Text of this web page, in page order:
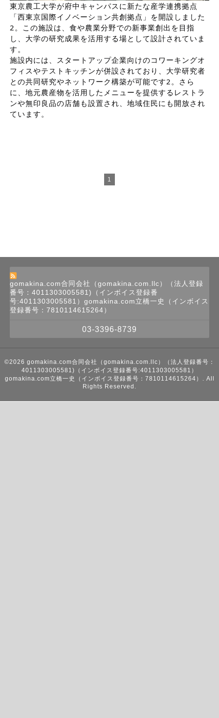
東京農工大学が府中キャンパスに新たな産学連携拠点
「西東京国際イノベーション共創拠点」を開設しました
2。この施設は、食や農業分野での新事業創出を目指
し、大学の研究成果を活用する場として設計されていま
す。
施設内には、スタートアップ企業向けのコワーキングオ
フィスやテストキッチンが併設されており、大学研究者
との共同研究やネットワーク構築が可能です2。さら
に、地元農産物を活用したメニューを提供するレストラ
ンや無印良品の店舗も設置され、地域住民にも開放され
ています。
1
gomakina.com合同会社（gomakina.com.llc）（法人登録
番号：4011303005581)（インボイス登録番
号:4011303005581）gomakina.com立橋一史（インボイス
登録番号：7810114615264）
03-3396-8739
©2026 gomakina.com合同会社（gomakina.com.llc）（法人登録番号：
4011303005581)（インボイス登録番号:4011303005581）
gomakina.com立橋一史（インボイス登録番号：7810114615264）
. All
Rights Reserved.